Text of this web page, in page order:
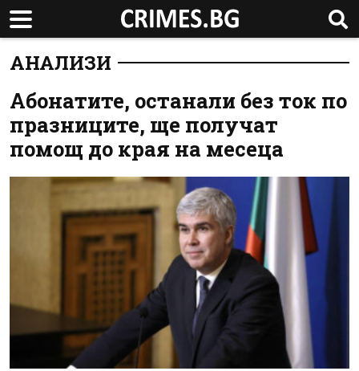
АНАЛИЗИ
Абонатите, останали без ток по
празниците, ще получат
помощ до края на месеца